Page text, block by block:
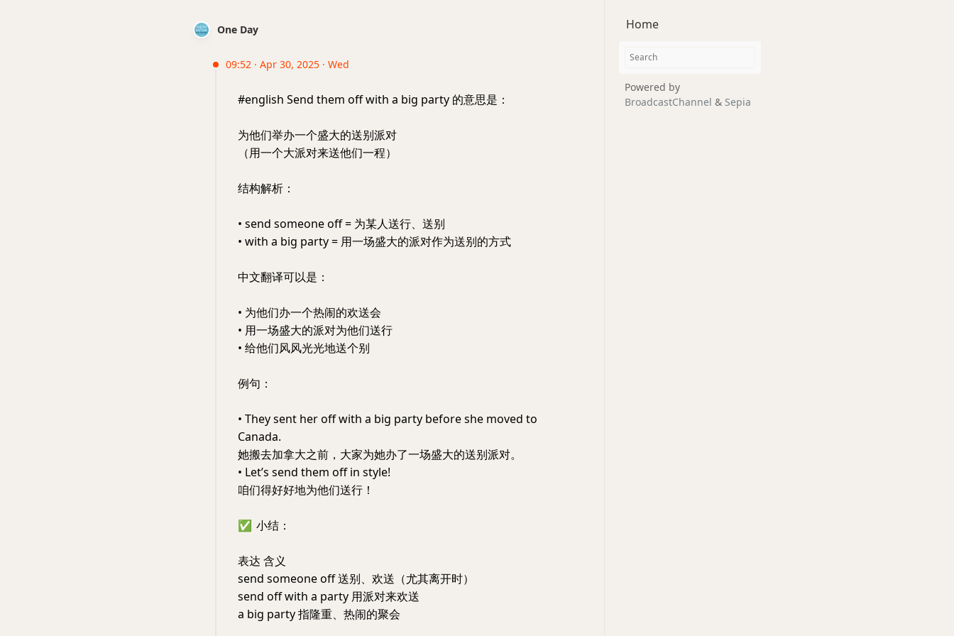
One Day
09:52 · Apr 30, 2025 · Wed
#english Send them off with a big party 的意思是：
为他们举办一个盛大的送别派对
（用一个大派对来送他们一程）
结构解析：
• send someone off = 为某人送行、送别
• with a big party = 用一场盛大的派对作为送别的方式
中文翻译可以是：
• 为他们办一个热闹的欢送会
• 用一场盛大的派对为他们送行
• 给他们风风光光地送个别
例句：
• They sent her off with a big party before she moved to
Canada.
她搬去加拿大之前，大家为她办了一场盛大的送别派对。
• Let’s send them off in style!
咱们得好好地为他们送行！
✅ 小结：
表达 含义
send someone off 送别、欢送（尤其离开时）
send off with a party 用派对来欢送
a big party 指隆重、热闹的聚会
Home
Powered by
BroadcastChannel & Sepia